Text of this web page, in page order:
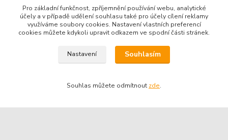
Kontakty
Pro základní funkčnost, zpříjemnění používání webu, analytické
účely a v případě udělení souhlasu také pro účely cílení reklamy
využíváme soubory cookies. Nastavení vlastních preferencí
cookies můžete kdykoli upravit odkazem ve spodní části stránek.
Nastavení Souhlasím
Souhlas můžete odmítnout zde.